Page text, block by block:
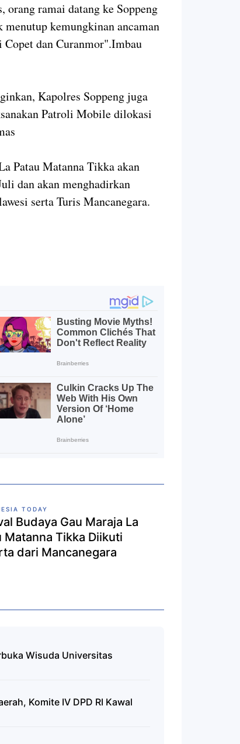
ramai datang ke Soppeng
kemungkinan ancaman
dan Curanmor".Imbau
Kapolres Soppeng juga
Patroli Mobile dilokasi
Patau Matanna Tikka akan
dan akan menghadirkan
serta Turis Mancanegara.
TODAY
Budaya Gau Maraja La
Matanna Tikka Diikuti
dari Mancanegara
Wisuda Universitas
Komite IV DPD RI Kawal